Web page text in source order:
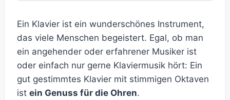
Ein Klavier ist ein wunderschönes Instrument,
das viele Menschen begeistert. Egal, ob man
ein angehender oder erfahrener Musiker ist
oder einfach nur gerne Klaviermusik hört: Ein
gut gestimmtes Klavier mit stimmigen Oktaven
ist ein Genuss für die Ohren.